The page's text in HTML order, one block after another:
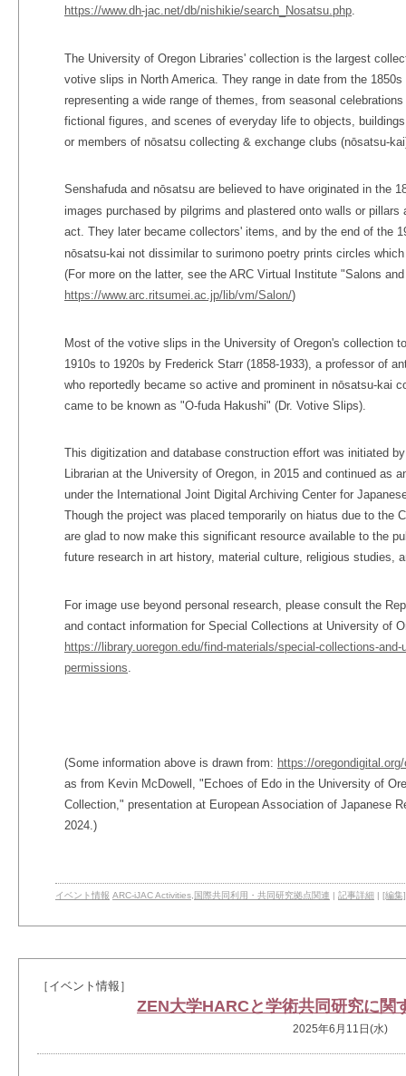
https://www.dh-jac.net/db/nishikie/search_Nosatsu.php.
The University of Oregon Libraries' collection is the largest
votive slips in North America. They range in date from the
representing a wide range of themes, from seasonal
fictional figures, and scenes of everyday life to objects,
or members of nōsatsu collecting & exchange clubs (nōsatsu-
Senshafuda and nōsatsu are believed to have originated in the
images purchased by pilgrims and plastered onto walls or
act. They later became collectors' items, and by the end of the
nōsatsu-kai not dissimilar to surimono poetry prints circles
(For more on the latter, see the ARC Virtual Institute "Salons
https://www.arc.ritsumei.ac.jp/lib/vm/Salon/)
Most of the votive slips in the University of Oregon's collection
1910s to 1920s by Frederick Starr (1858-1933), a professor of
who reportedly became so active and prominent in nōsatsu-kai
came to be known as "O-fuda Hakushi" (Dr. Votive Slips).
This digitization and database construction effort was initiated
Librarian at the University of Oregon, in 2015 and continued as
under the International Joint Digital Archiving Center for
Though the project was placed temporarily on hiatus due to the
are glad to now make this significant resource available to the
future research in art history, material culture, religious studies,
For image use beyond personal research, please consult the
and contact information for Special Collections at University of
https://library.uoregon.edu/find-materials/special-collections-
permissions
(Some information above is drawn from: https://
as from Kevin McDowell, "Echoes of Edo in the University of
Collection," presentation at European Association of Japanese
2024.)
イベント情報 ARC-iJAC Activities 国際共同利用・共同研究拠点関連 | 記事詳細 | [編集]
［イベント情報］
ZEN大学HARCと学術共同研究に関
2025年6月11日(水)